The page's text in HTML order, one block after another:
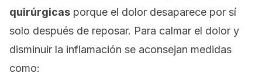
quirúrgicas porque el dolor desaparece por sí
solo después de reposar. Para calmar el dolor y
disminuir la inflamación se aconsejan medidas
como: